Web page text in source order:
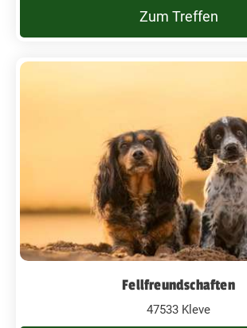
Zum Treffen
Fellfreundschaften
47533 Kleve